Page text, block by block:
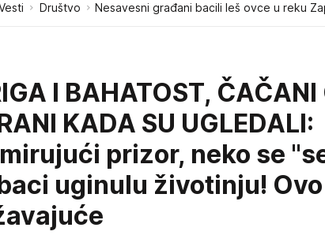
Društvo Nesavesni građani bacili leš ovce u reku
I BAHATOST, ČAČANI
KADA SU UGLEDALI:
prizor, neko se
uginulu životinju!